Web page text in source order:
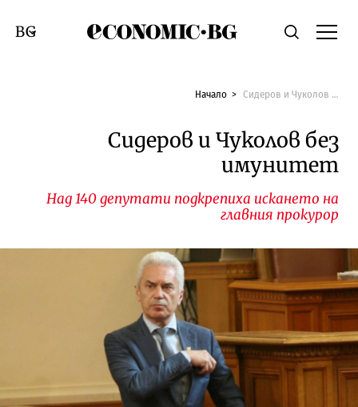
Economic.bgТърсене
Смяна на език
Начало Сидеров и Чуколов без имунитет
Сидеров и Чуколов без
имунитет
Над 140 депутати подкрепиха искането на
главния прокурор